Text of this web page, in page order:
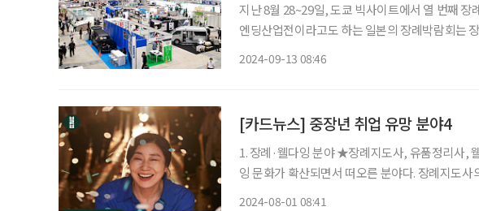
지난 8월 28~29일, 도쿄 빅사이트에서 열 번째
엔딩산업전이라고도 하는 일본의 장례박람회는
2024-09-13 08:46
[카드뉴스] 중장년 취업 유망 분야4
1. 장례·웰다잉 분야 ★장례지도사, 유품정리사,
잉 문화가 확산되면서 떠오른 분야다. 장례지도
2024-08-01 08:41